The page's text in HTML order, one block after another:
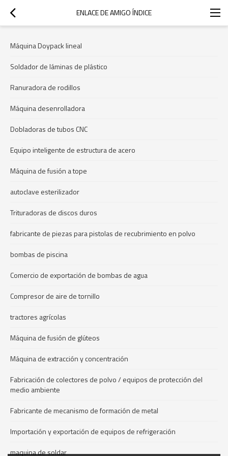
ENLACE DE AMIGO ÍNDICE
Máquina Doypack lineal
Soldador de láminas de plástico
Ranuradora de rodillos
Máquina desenrolladora
Dobladoras de tubos CNC
Equipo inteligente de estructura de acero
Máquina de fusión a tope
autoclave esterilizador
Trituradoras de discos duros
fabricante de piezas para pistolas de recubrimiento en polvo
bombas de piscina
Comercio de exportación de bombas de agua
Compresor de aire de tornillo
tractores agrícolas
Máquina de fusión de glúteos
Máquina de extracción y concentración
Fabricación de colectores de polvo / equipos de protección del
medio ambiente
Fabricante de mecanismo de formación de metal
Importación y exportación de equipos de refrigeración
maquina de soldar